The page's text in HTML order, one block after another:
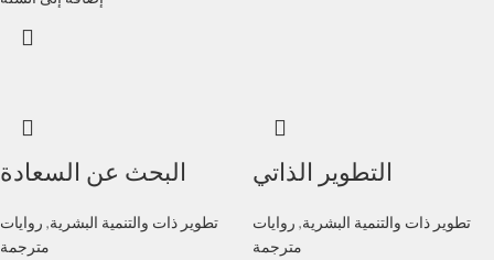
البحث عن السعادة
تطوير ذات والتنمية البشرية, روايات
مترجمة
التطوير الذاتي
تطوير ذات والتنمية البشرية, روايات
مترجمة